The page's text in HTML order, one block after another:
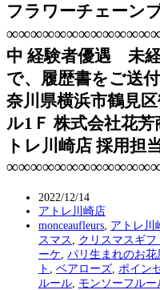
フラワーチェーン
中 経験者優遇 未
で、履歴書をご送
奈川県横浜市鶴見
ル1Ｆ 株式会社花
トレ川崎店 採用担
2022/12/14
アトレ川崎店
monceaufleurs アトレ川
スマス
クリスマスギフ
ーケ パリ生まれのお花
ト
ベアローズ ポイン
ルール モンソーフル